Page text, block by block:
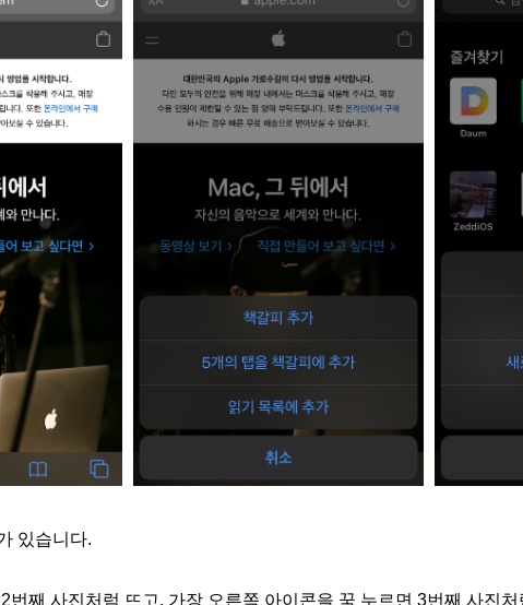
있습니다.
번째 사진처럼 뜨고, 가장 오른쪽 아이콘을 꾹 누르면 3번째 사진처